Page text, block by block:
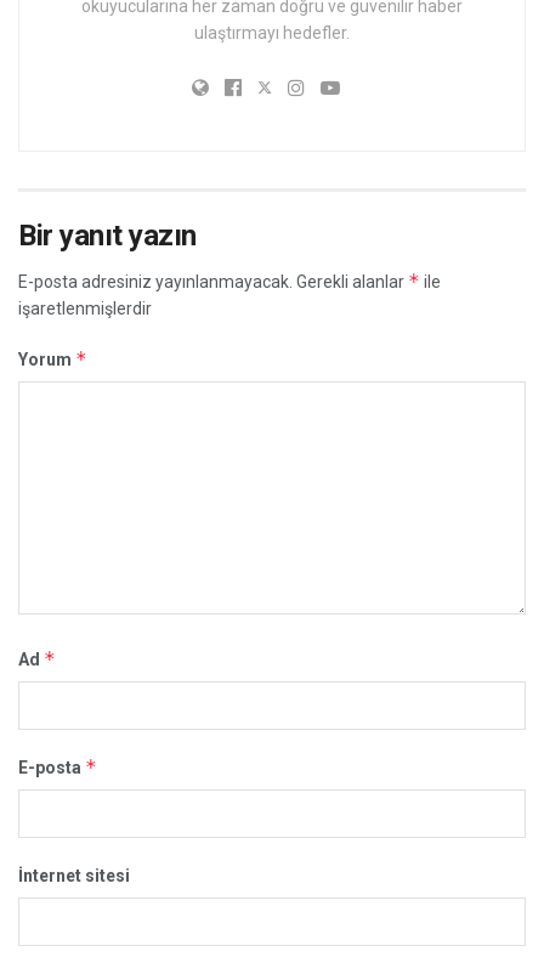
okuyucularına her zaman doğru ve güvenilir haber
ulaştırmayı hedefler.
Bir yanıt yazın
E-posta adresiniz yayınlanmayacak. Gerekli alanlar * ile
işaretlenmişlerdir
Yorum *
Ad *
E-posta *
İnternet sitesi